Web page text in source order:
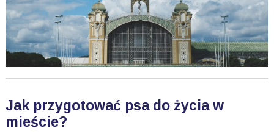
Jak przygotować psa do życia w
mieście?